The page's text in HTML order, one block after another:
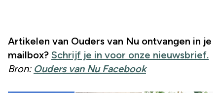
Artikelen van Ouders van Nu ontvangen in je
mailbox? Schrijf je in voor onze nieuwsbrief.
Bron: Ouders van Nu Facebook